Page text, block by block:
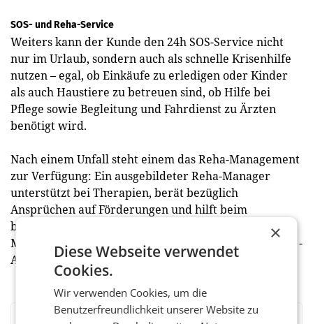
SOS- und Reha-Service
Weiters kann der Kunde den 24h SOS-Service nicht
nur im Urlaub, sondern auch als schnelle Krisenhilfe
nutzen – egal, ob Einkäufe zu erledigen oder Kinder
als auch Haustiere zu betreuen sind, ob Hilfe bei
Pflege sowie Begleitung und Fahrdienst zu Ärzten
benötigt wird.
Nach einem Unfall steht einem das Reha-Management
zur Verfügung: Ein ausgebildeter Reha-Manager
unterstützt bei Therapien, berät bezüglich
Ansprüchen auf Förderungen und hilft beim
beruflichen Wiedereinstieg. Dabei berät der Reha-
Manager nicht nur den Kunden, sondern auch dessen ­
Arbeitgeber bei der Umsetzung.
×
Diese Webseite verwendet
Cookies.
Wir verwenden Cookies, um die
Benutzerfreundlichkeit unserer Website zu